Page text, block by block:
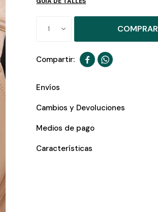
1 COMPRAR
 
Envíos
Cambios y Devoluciones
Medios de pago
Características